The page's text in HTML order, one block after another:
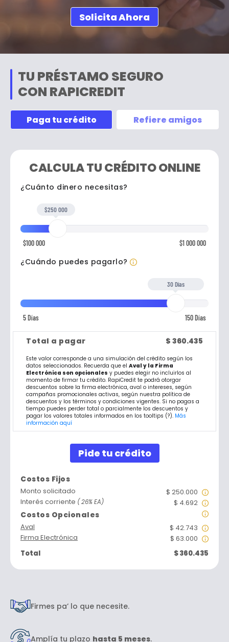
Solicita Ahora
TU PRÉSTAMO SEGURO
CON RAPICREDIT
Paga tu crédito Refiere amigos
CALCULA TU CRÉDITO ONLINE
¿Cuánto dinero necesitas?
$100 000 $1 000 000
$250 000
¿Cuándo puedes pagarlo?
5 Días 150 Días
30 Días
Total a pagar $ 360.435
Este valor corresponde a una simulación del crédito según los
datos seleccionados. Recuerda que el Aval y la Firma
Electrónica son opcionales y puedes elegir no incluirlos al
momento de firmar tu crédito. RapiCredit te podrá otorgar
descuentos sobre la firma electrónica, aval o intereses, según
campañas promocionales activas, según nuestra política de
descuentos y los términos y condiciones vigentes. Si no pagas a
tiempo puedes perder total o parcialmente los descuentos y
pagar los valores totales informados en los tooltips (?). Más
información aquí
Pide tu crédito
Costos Fijos
Monto solicitado $ 250.000
Si es
Interés corriente ( 26% EA) $ 4.692 El
Costos Opcionales
El
Aval
$ 42.743
Para
Firma Electrónica
$ 63.000
Este
Total
$360.435
Firmes pa’ lo que necesite.
Amplía tu plazo hasta 5 meses.